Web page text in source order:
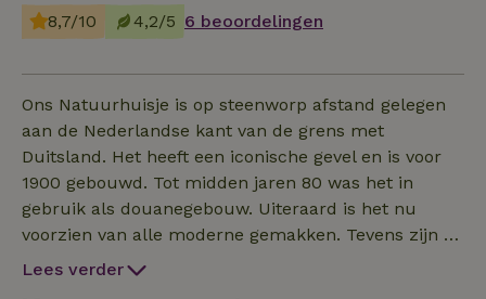
8,7/10 4,2/5 6 beoordelingen
Ons Natuurhuisje is op steenworp afstand gelegen
aan de Nederlandse kant van de grens met
Duitsland. Het heeft een iconische gevel en is voor
1900 gebouwd. Tot midden jaren 80 was het in
gebruik als douanegebouw. Uiteraard is het nu
voorzien van alle moderne gemakken. Tevens zijn er
aanpassingen t.b.v. de duurzaamheid. Het
Lees verder